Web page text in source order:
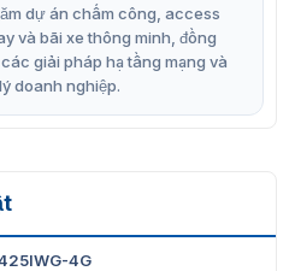
dự án chấm công, access
và bãi xe thông minh, đồng
giải pháp hạ tầng mạng và
doanh nghiệp.
4G